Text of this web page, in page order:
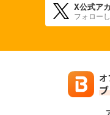
X公式ア
フォロー